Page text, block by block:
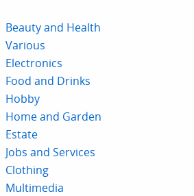
Beauty and Health
Various
Electronics
Food and Drinks
Hobby
Home and Garden
Estate
Jobs and Services
Clothing
Multimedia